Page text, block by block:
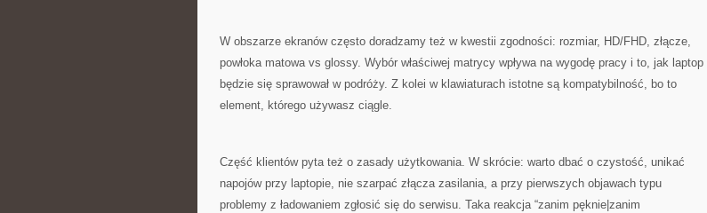
W obszarze ekranów często doradzamy też w kwestii zgodności: rozmiar, HD/FHD, złącze,
powłoka matowa vs glossy. Wybór właściwej matrycy wpływa na wygodę pracy i to, jak laptop
będzie się sprawował w podróży. Z kolei w klawiaturach istotne są kompatybilność, bo to
element, którego używasz ciągle.
Część klientów pyta też o zasady użytkowania. W skrócie: warto dbać o czystość, unikać
napojów przy laptopie, nie szarpać złącza zasilania, a przy pierwszych objawach typu
problemy z ładowaniem zgłosić się do serwisu. Taka reakcja “zanim pęknie|zanim